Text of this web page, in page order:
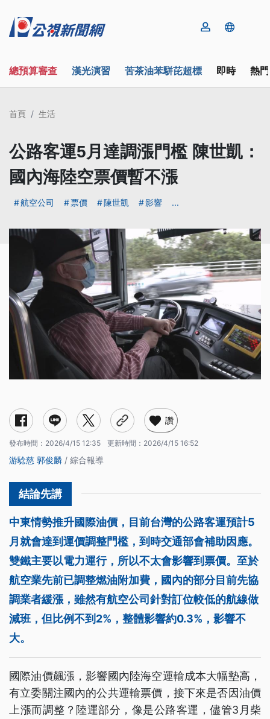
總預算審查 漢光演習 苦茶油苯駢芘超標 即時 熱
首頁 生活
公路客運5月達調漲門檻 陳世凱：
國內海陸空票價暫不漲
航空公司 票價 陳世凱 影響 ...
讚
發布時間： 2026/4/15 12:35 更新時間： 2026/4/15 16:52
游騐慈 郭俊麟 / 綜合報導
中東情勢推升國際油價，目前台灣的公路客運預計5
月就會達到運價調整門檻，到時交通部會補助因應。
雙鐵主要以電力運行，所以不太會影響到票價。至於
航空業先前已調整燃油附加費，國內的部分目前先協
調業者緩漲，雖然有航空公司針對訂位較低的航線做
減班，但比例不到2%，整體影響約0.3%，影響不
大。
國際油價飆漲，影響國內陸海空運輸成本大幅墊高，
有立委關注國內的公共運輸票價，接下來是否因油價
上漲而調整？陸運部分，像是公路客運，儘管3月柴